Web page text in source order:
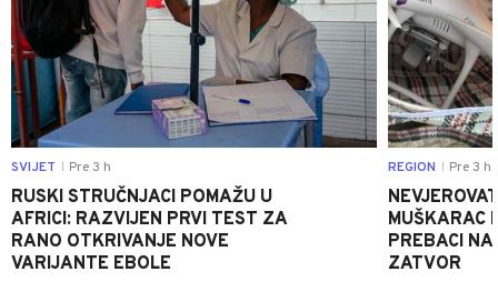
SVIJET Pre 3 h
RUSKI STRUČNJACI POMAŽU U
AFRICI: RAZVIJEN PRVI TEST ZA
RANO OTKRIVANJE NOVE
VARIJANTE EBOLE
REGION Pre 3 h
MUŠKARAC
PREBACI
ZATVOR